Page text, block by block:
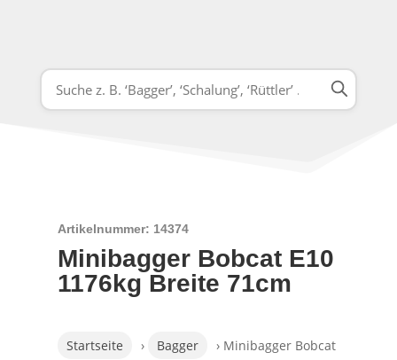
Artikelnummer: 14374
Minibagger Bobcat E10
1176kg Breite 71cm
Startseite › Bagger
› Minibagger Bobcat